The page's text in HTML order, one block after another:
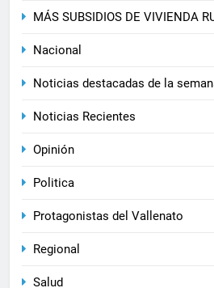
MÁS SUBSIDIOS DE VIVIENDA
Nacional
Noticias destacadas de la
Noticias Recientes
Opinión
Politica
Protagonistas del Vallenato
Regional
Salud